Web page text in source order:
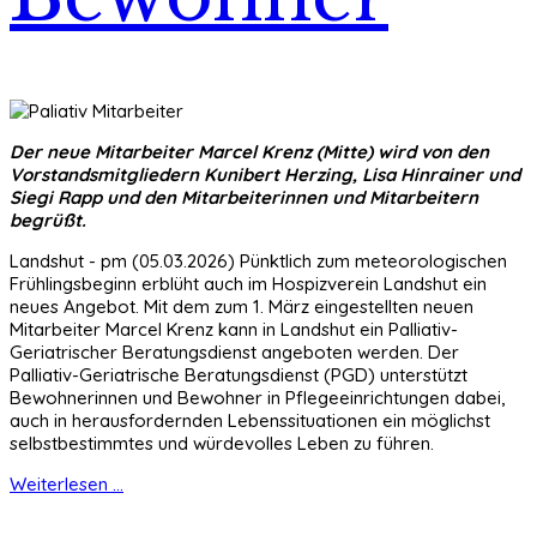
Der neue Mitarbeiter Marcel Krenz (Mitte) wird von den
Vorstandsmitgliedern Kunibert Herzing, Lisa Hinrainer und
Siegi Rapp und den Mitarbeiterinnen und Mitarbeitern
begrüßt.
Landshut - pm (05.03.2026) Pünktlich zum meteorologischen
Frühlingsbeginn erblüht auch im Hospizverein Landshut ein
neues Angebot. Mit dem zum 1. März eingestellten neuen
Mitarbeiter Marcel Krenz kann in Landshut ein Palliativ-
Geriatrischer Beratungsdienst angeboten werden. Der
Palliativ-Geriatrische Beratungsdienst (PGD) unterstützt
Bewohnerinnen und Bewohner in Pflegeeinrichtungen dabei,
auch in herausfordernden Lebenssituationen ein möglichst
selbstbestimmtes und würdevolles Leben zu führen.
Weiterlesen ...